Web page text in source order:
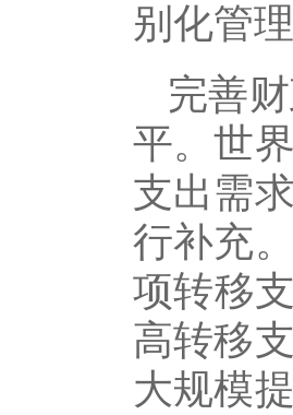
别化管理
完善
平。世
支出需
行补充
项转移
高转移
大规模